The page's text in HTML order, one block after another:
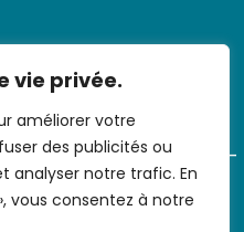
vie privée.
améliorer votre
des publicités ou
analyser notre trafic. En
vous consentez à notre
Nous contacter -